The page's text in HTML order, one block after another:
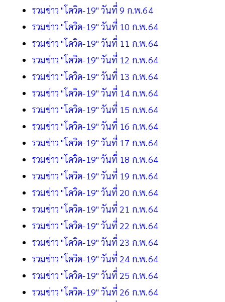
รวมข่าว "โควิด-19" วันที่ 9 ก.พ.64
รวมข่าว "โควิด-19" วันที่ 10 ก.พ.64
รวมข่าว "โควิด-19" วันที่ 11 ก.พ.64
รวมข่าว "โควิด-19" วันที่ 12 ก.พ.64
รวมข่าว "โควิด-19" วันที่ 13 ก.พ.64
รวมข่าว "โควิด-19" วันที่ 14 ก.พ.64
รวมข่าว "โควิด-19" วันที่ 15 ก.พ.64
รวมข่าว "โควิด-19" วันที่ 16 ก.พ.64
รวมข่าว "โควิด-19" วันที่ 17 ก.พ.64
รวมข่าว "โควิด-19" วันที่ 18 ก.พ.64
รวมข่าว "โควิด-19" วันที่ 19 ก.พ.64
รวมข่าว "โควิด-19" วันที่ 20 ก.พ.64
รวมข่าว "โควิด-19" วันที่ 21 ก.พ.64
รวมข่าว "โควิด-19" วันที่ 22 ก.พ.64
รวมข่าว "โควิด-19" วันที่ 23 ก.พ.64
รวมข่าว "โควิด-19" วันที่ 24 ก.พ.64
รวมข่าว "โควิด-19" วันที่ 25 ก.พ.64
รวมข่าว "โควิด-19" วันที่ 26 ก.พ.64